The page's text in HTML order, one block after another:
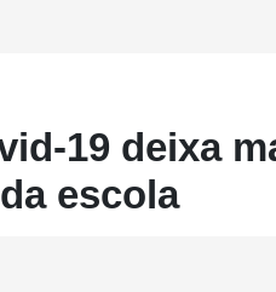
19 deixa
escola